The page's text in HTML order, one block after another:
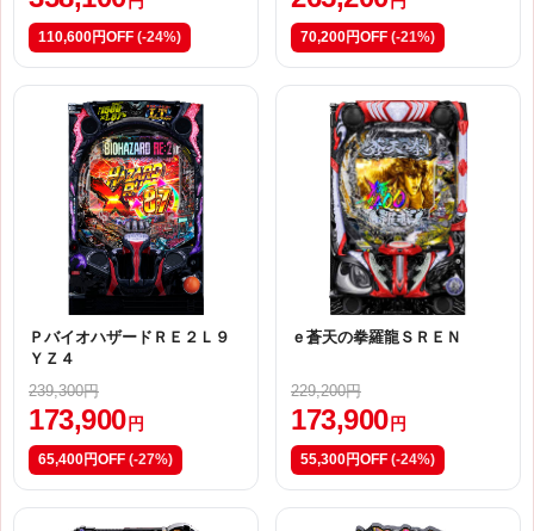
110,600円OFF (-24%) 70,200円OFF (-21%)
ＰバイオハザードＲＥ２Ｌ９
ＹＺ４
239,300円
173,900 円
65,400円OFF (-27%)
ｅ蒼天の拳羅龍ＳＲＥＮ
229,200円
173,900 円
55,300円OFF (-24%)